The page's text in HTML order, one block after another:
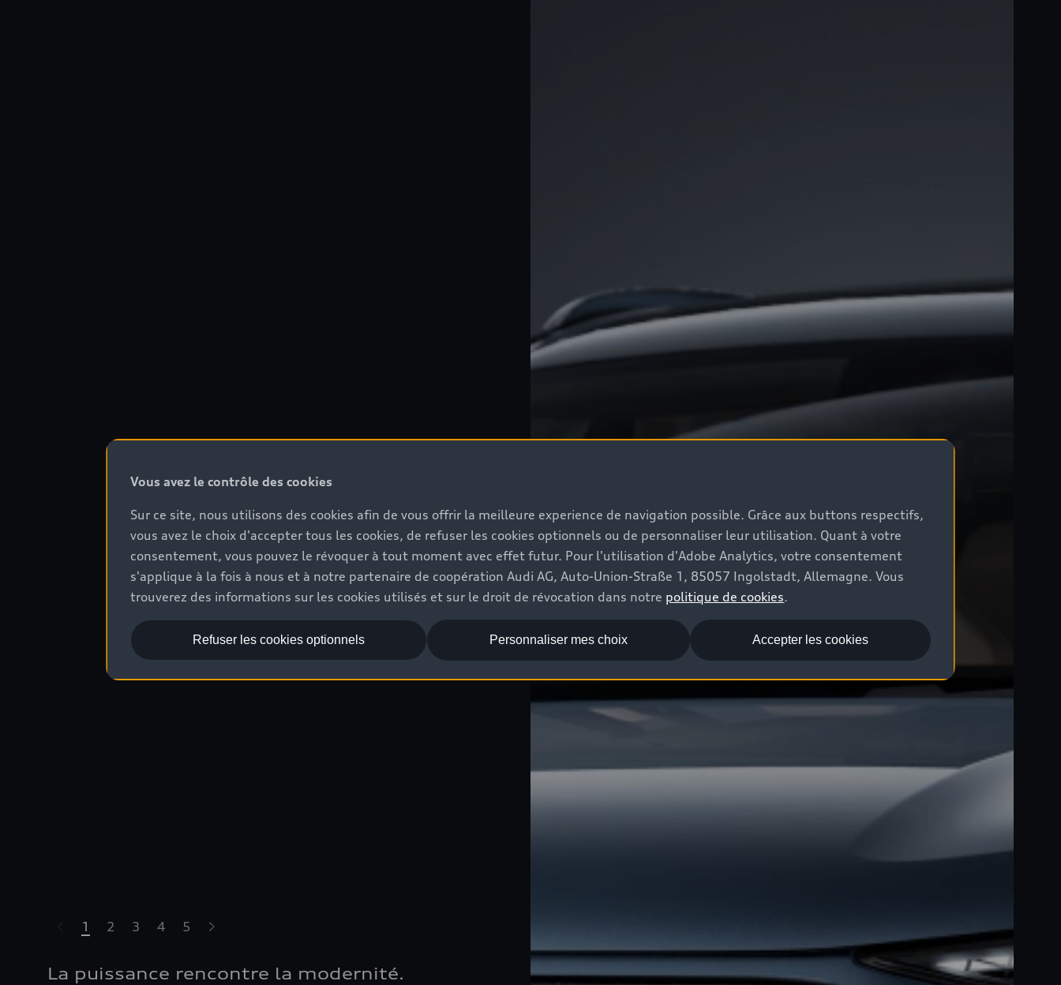
1 2 3 4 5
La puissance rencontre la modernité.
Vous avez le contrôle des cookies
Sur ce site, nous utilisons des cookies afin de vous offrir la meilleure experience de navigation possible. Grâce aux buttons respectifs,
vous avez le choix d'accepter tous les cookies, de refuser les cookies optionnels ou de personnaliser leur utilisation. Quant à votre
consentement, vous pouvez le révoquer à tout moment avec effet futur. Pour l'utilisation d'Adobe Analytics, votre consentement
s'applique à la fois à nous et à notre partenaire de coopération Audi AG, Auto-Union-Straße 1, 85057 Ingolstadt, Allemagne. Vous
trouverez des informations sur les cookies utilisés et sur le droit de révocation dans notre politique de cookies.
Accepter les cookies
Refuser les cookies optionnels Personnaliser mes choix